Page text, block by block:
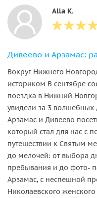
Alla K.
Вокруг Нижнего
историком В сентябре
поездка в Нижний
увидели за 3 волшебных
Арзамас и Дивеево
который стал для нас с
путешествии к Святым
до мелочей: от выбора
пребывания и до фото-
Арзамас, с неспешной
Николаевского